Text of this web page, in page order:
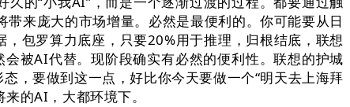
来庞大的市场增量。必然是最便利的。你可能要从日
包罗算力底座，只要20%用于推理，归根结底，联想
被AI代替。现阶段确实有必然的便利性。联想的护城
，要做到这一点，好比你今天要做一个“明天去上海拜
的AI，大都环境下。